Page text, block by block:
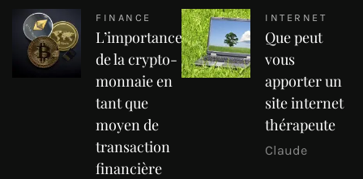
FINANCE
L’importance
de la crypto-
monnaie en
tant que
moyen de
transaction
financière
INTERNET
Que peut
vous
apporter un
site internet
thérapeute
Claude